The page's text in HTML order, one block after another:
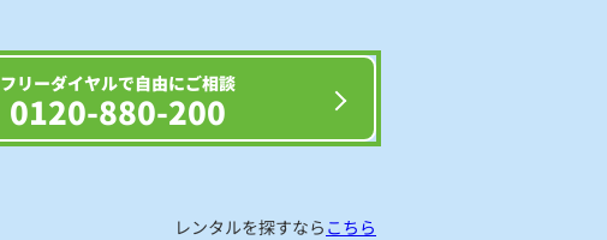
フリーダイヤルで自由にご相談
0120-880-200
レンタルを探すなら こちら